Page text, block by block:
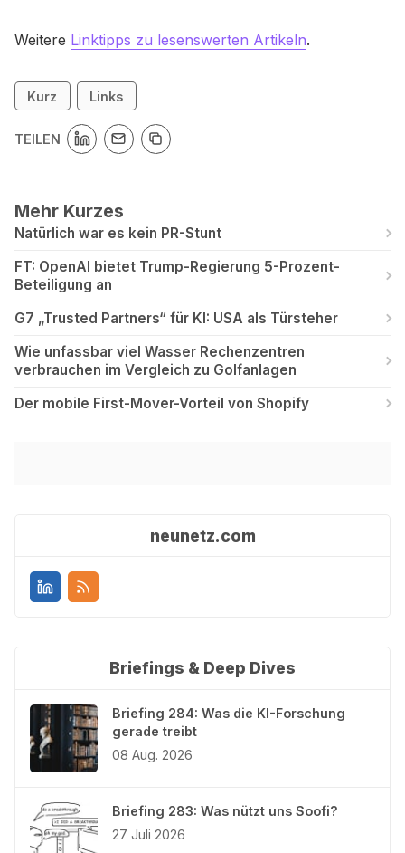
Weitere Linktipps zu lesenswerten Artikeln.
Kurz Links
TEILEN
Mehr Kurzes
Natürlich war es kein PR-Stunt
FT: OpenAI bietet Trump-Regierung 5-Prozent-
Beteiligung an
G7 „Trusted Partners“ für KI: USA als Türsteher
Wie unfassbar viel Wasser Rechenzentren
verbrauchen im Vergleich zu Golfanlagen
Der mobile First-Mover-Vorteil von Shopify
neunetz.com
Briefings & Deep Dives
Briefing 284: Was die KI-Forschung
gerade treibt
08 Aug. 2026
Briefing 283: Was nützt uns Soofi?
27 Juli 2026